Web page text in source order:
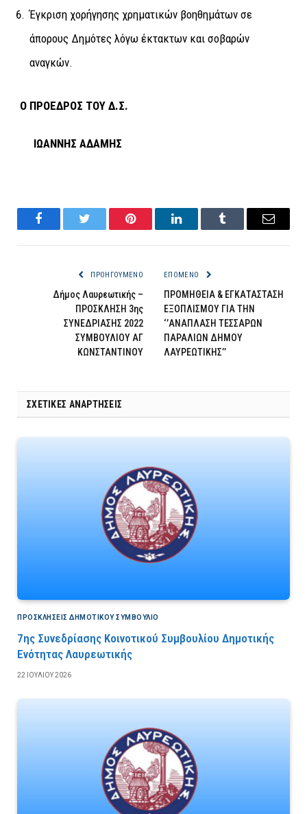
Έγκριση χορήγησης χρηματικών βοηθημάτων σε
άπορους Δημότες λόγω έκτακτων και σοβαρών
αναγκών.
Ο ΠΡΟΕΔΡΟΣ ΤΟΥ Δ.Σ.
ΙΩΑΝΝΗΣ ΑΔΑΜΗΣ
FacebookTwitter Pinterest LinkedInTumblr Email
ΠΡΟΗΓΟΎΜΕΝΟ
Δήμος Λαυρεωτικής –
ΠΡΟΣΚΛΗΣΗ 3ης
ΣΥΝΕΔΡΙΑΣΗΣ 2022
ΣΥΜΒΟΥΛΙΟΥ ΑΓ
ΚΩΝΣΤΑΝΤΙΝΟΥ
ΕΠΌΜΕΝΟ
ΠΡΟΜΗΘΕΙΑ & ΕΓΚΑΤΑΣΤΑΣΗ
ΕΞΟΠΛΙΣΜΟΥ ΓΙΑ ΤΗΝ
‘’ΑΝΑΠΛΑΣΗ ΤΕΣΣΑΡΩΝ
ΠΑΡΑΛΙΩΝ ΔΗΜΟΥ
ΛΑΥΡΕΩΤΙΚΗΣ’’
ΣΧΕΤΙΚΈΣ ΑΝΑΡΤΉΣΕΙΣ
ΠΡΟΣΚΛΉΣΕΙΣ ΔΗΜΟΤΙΚΟΎ ΣΥΜΒΟΎΛΙΟ
7ης Συνεδρίασης Κοινοτικού Συμβουλίου Δημοτικής
Ενότητας Λαυρεωτικής
22 ΙΟΥΛΊΟΥ 2026